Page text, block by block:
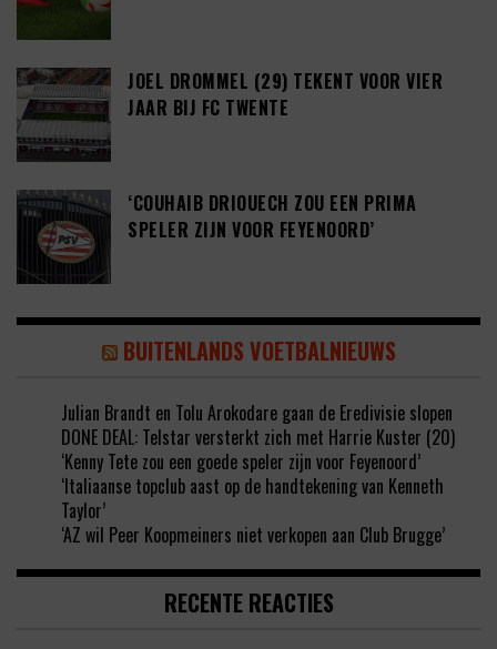
JOEL DROMMEL (29) TEKENT VOOR VIER
JAAR BIJ FC TWENTE
‘COUHAIB DRIOUECH ZOU EEN PRIMA
SPELER ZIJN VOOR FEYENOORD’
BUITENLANDS VOETBALNIEUWS
Julian Brandt en Tolu Arokodare gaan de Eredivisie slopen
DONE DEAL: Telstar versterkt zich met Harrie Kuster (20)
‘Kenny Tete zou een goede speler zijn voor Feyenoord’
‘Italiaanse topclub aast op de handtekening van Kenneth
Taylor’
‘AZ wil Peer Koopmeiners niet verkopen aan Club Brugge’
RECENTE REACTIES